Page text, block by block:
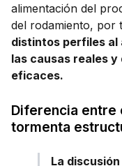
alimentación del
del rodamiento, por
distintos perfiles al
las causas reales
eficaces.
Diferencia entre
tormenta
La